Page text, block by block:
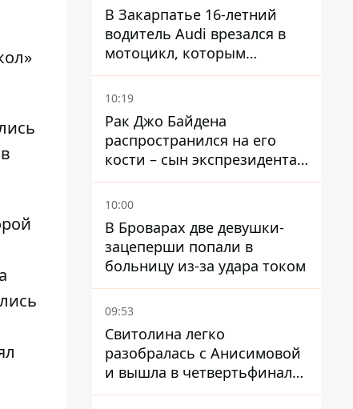
В Закарпатье 16-летний
водитель Audi врезался в
мотоцикл, которым
управлял 10-летний
мальчик
10:19
Рак Джо Байдена
распространился на его
кости – сын экспрезидента
США рассказал, что болезнь
отца прогрессирует
10:00
В Броварах две девушки-
зацеперши попали в
больницу из-за удара током
09:53
Свитолина легко
разобралась с Анисимовой
и вышла в четвертьфинал
турнира в Торонто